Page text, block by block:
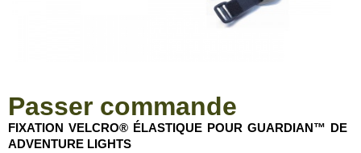
Passer commande
FIXATION VELCRO® ÉLASTIQUE POUR GUARDIAN™ DE
ADVENTURE LIGHTS